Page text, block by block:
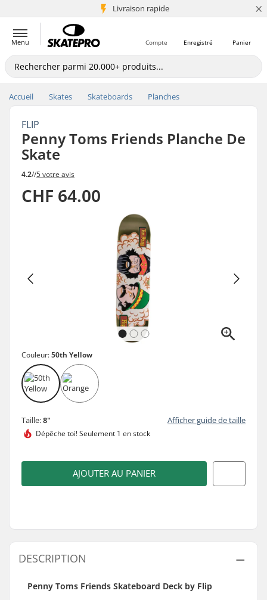
Livraison rapide
+5 mio de clients ×
Menu Panier
Enregistré
Compte
Accueil Skates Skateboards Planches
FLIP
Penny Toms Friends Planche De
Skate
4.2//5 votre avis
CHF 64.00
Couleur:50th Yellow
Taille:8" Afficher guide de taille
Dépêche toi!Seulement 1 en stock
AJOUTER AU PANIER
DESCRIPTION
Penny Toms Friends Skateboard Deck by Flip